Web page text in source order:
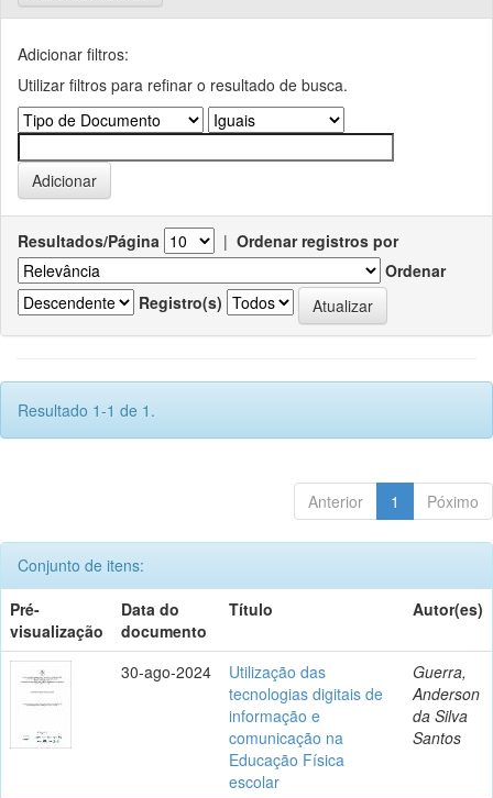
Adicionar filtros:
Utilizar filtros para refinar o resultado de busca.
Resultados/Página | Ordenar registros por
Ordenar
Registro(s)
Resultado 1-1 de 1.
Anterior 1 Póximo
Conjunto de itens:
Pré-
visualização
Data do
documento
Título Autor(es)
30-ago-2024
Utilização das
tecnologias digitais de
informação e
comunicação na
Educação Física
escolar
Guerra,
Anderson
da Silva
Santos